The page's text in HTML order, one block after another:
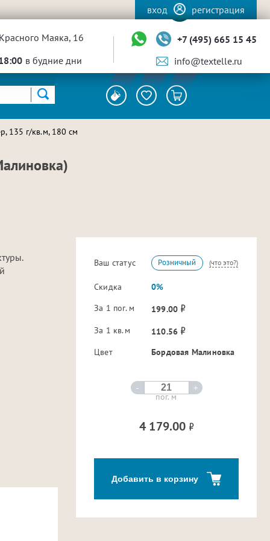
вход регистрация
Маяка, 16
в будние дни
+7 (495) 665 15 45
info@textelle.ru
135 г/кв.м, 180 см
Ваш статус Розничный (что это?)
Скидка
0%
За 1 пог. м
199.00
За 1 кв.м
110.56
Цвет
Бордовая Малиновка
- +
пог. м
4 179.00
Добавить в корзину